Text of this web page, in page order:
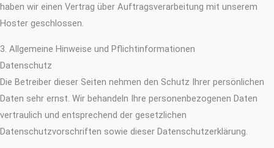
haben wir einen Vertrag über Auftragsverarbeitung mit unserem
Hoster geschlossen.
3. Allgemeine Hinweise und Pflicht­informationen
Datenschutz
Die Betreiber dieser Seiten nehmen den Schutz Ihrer persönlichen
Daten sehr ernst. Wir behandeln Ihre personenbezogenen Daten
vertraulich und entsprechend der gesetzlichen
Datenschutzvorschriften sowie dieser Datenschutzerklärung.